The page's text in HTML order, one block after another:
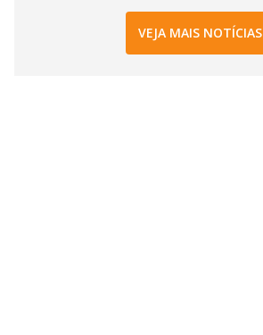
VEJA MAIS NOTÍCIAS